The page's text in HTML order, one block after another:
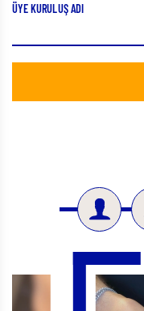
ÜYE KURULUŞ ADI